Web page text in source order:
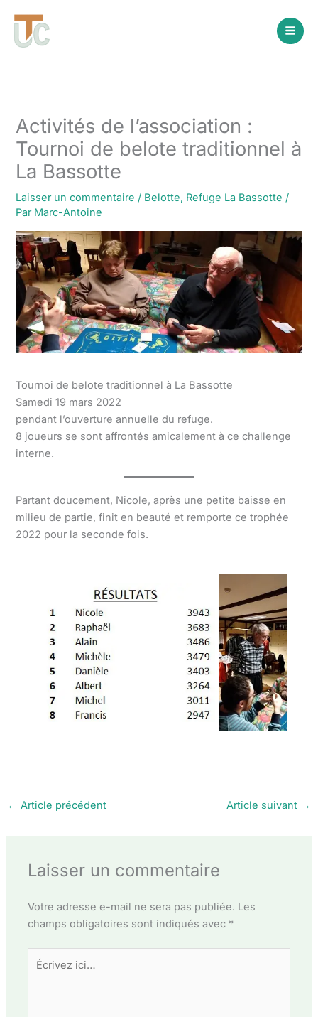
contenu
Activités de l’association :
Tournoi de belote traditionnel à
La Bassotte
Laisser un commentaire / Belotte, Refuge La Bassotte /
Par Marc-Antoine
Tournoi de belote traditionnel à La Bassotte
Samedi 19 mars 2022
pendant l’ouverture annuelle du refuge.
8 joueurs se sont affrontés amicalement à ce challenge
interne.
Partant doucement, Nicole, après une petite baisse en
milieu de partie, finit en beauté et remporte ce trophée
2022 pour la seconde fois.
← Article précédent Article suivant →
Laisser un commentaire
Votre adresse e-mail ne sera pas publiée. Les
champs obligatoires sont indiqués avec *
Écrivez
ici…